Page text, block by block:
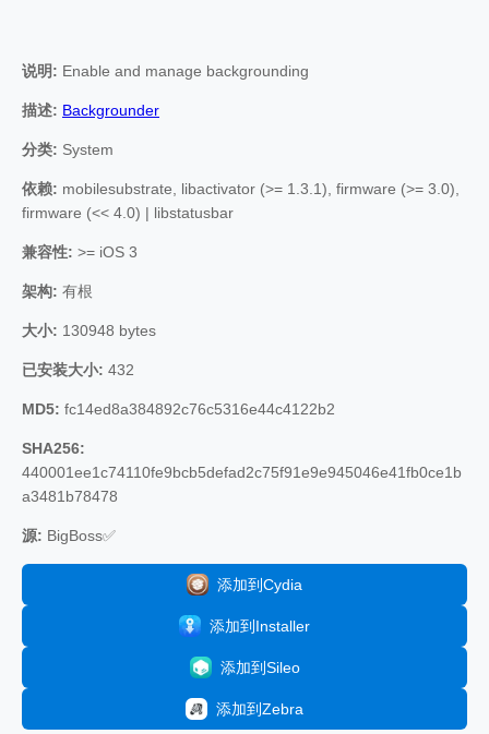
说明: Enable and manage backgrounding
描述: Backgrounder
分类: System
依赖: mobilesubstrate, libactivator (>= 1.3.1), firmware (>= 3.0),
firmware (<< 4.0) | libstatusbar
兼容性: >= iOS 3
架构: 有根
大小: 130948 bytes
已安装大小: 432
MD5: fc14ed8a384892c76c5316e44c4122b2
SHA256:
440001ee1c74110fe9bcb5defad2c75f91e9e945046e41fb0ce1b
a3481b78478
源: BigBoss✅
添加到Cydia
添加到Installer
添加到Sileo
添加到Zebra